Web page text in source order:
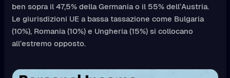
ben sopra il 47,5% della Germania o il 55% dell’Austria.
Le giurisdizioni UE a bassa tassazione come Bulgaria
(10%), Romania (10%) e Ungheria (15%) si collocano
all’estremo opposto.